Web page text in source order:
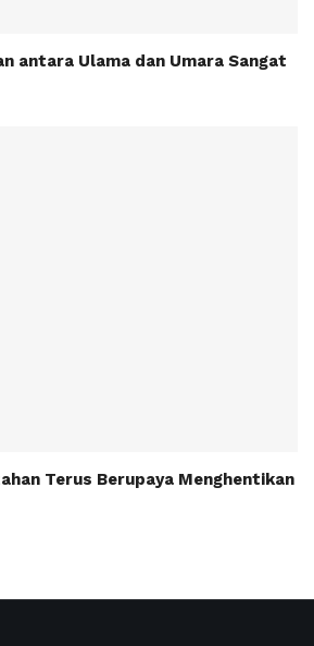
antara Ulama dan Umara Sangat
Terus Berupaya Menghentikan